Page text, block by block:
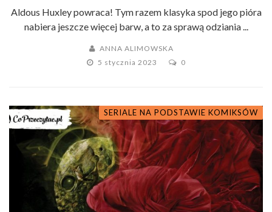
Aldous Huxley powraca! Tym razem klasyka spod jego pióra
nabiera jeszcze więcej barw, a to za sprawą odziania ...
ANNA ALIMOWSKA
5 stycznia 2023
0
SERIALE NA PODSTAWIE KOMIKSÓW